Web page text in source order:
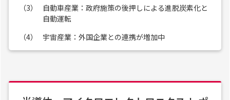
（3）
自動車産業：政府施策の後押しによる進脱炭素化と
自動運転
（4）
宇宙産業：外国企業との連携が増加中